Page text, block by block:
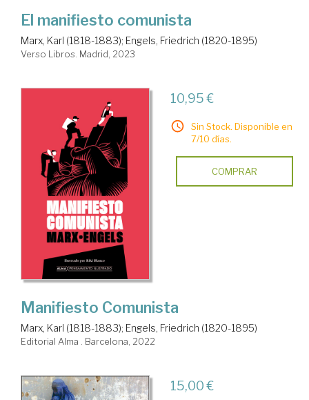
El manifiesto comunista
Marx, Karl (1818-1883); Engels, Friedrich (1820-1895)
Verso Libros. Madrid, 2023
10,95 €
Sin Stock. Disponible en
7/10 días.
COMPRAR
Manifiesto Comunista
Marx, Karl (1818-1883); Engels, Friedrich (1820-1895)
Editorial Alma . Barcelona, 2022
15,00 €